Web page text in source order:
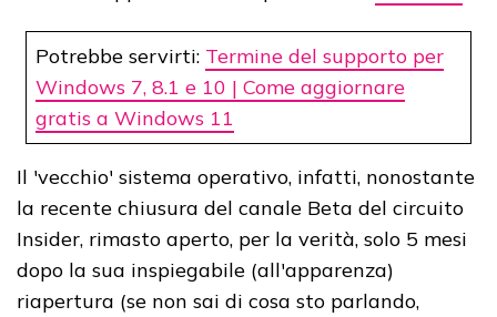
Potrebbe servirti: Termine del supporto per
Windows 7, 8.1 e 10 | Come aggiornare
gratis a Windows 11
Il 'vecchio' sistema operativo, infatti, nonostante
la recente chiusura del canale Beta del circuito
Insider, rimasto aperto, per la verità, solo 5 mesi
dopo la sua inspiegabile (all'apparenza)
riapertura (se non sai di cosa sto parlando,